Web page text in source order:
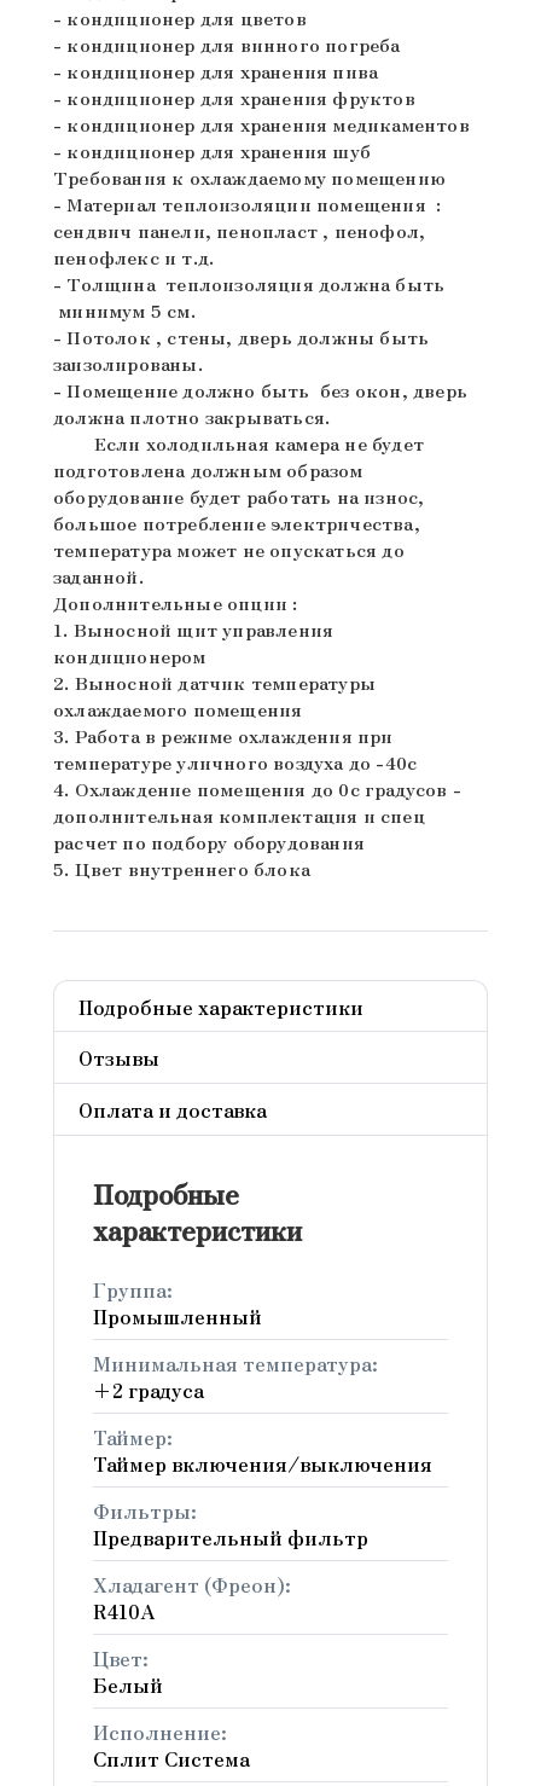
- кондиционер для цветов
- кондиционер для винного погреба
- кондиционер для хранения пива
- кондиционер для хранения фруктов
- кондиционер для хранения медикаментов
- кондиционер для хранения шуб
Требования к охлаждаемому помещению
- Материал теплоизоляции помещения :
сендвич панели, пенопласт , пенофол,
пенофлекс и т.д.
- Толщина теплоизоляция должна быть
минимум 5 см.
- Потолок , стены, дверь должны быть
заизолированы.
- Помещение должно быть без окон, дверь
должна плотно закрываться.
Если холодильная камера не будет
подготовлена должным образом
оборудование будет работать на износ,
большое потребление электричества,
температура может не опускаться до
заданной.
Дополнительные опции :
1. Выносной щит управления
кондиционером
2. Выносной датчик температуры
охлаждаемого помещения
3. Работа в режиме охлаждения при
температуре уличного воздуха до -40с
4. Охлаждение помещения до 0с градусов -
дополнительная комплектация и спец
расчет по подбору оборудования
5. Цвет внутреннего блока
Подробные характеристики
Отзывы
Оплата и доставка
Подробные
характеристики
Группа:
Промышленный
Минимальная температура:
+2 градуса
Таймер:
Таймер включения/выключения
Фильтры:
Предварительный фильтр
Хладагент (Фреон):
R410A
Цвет:
Белый
Исполнение:
Сплит Система